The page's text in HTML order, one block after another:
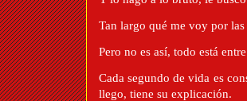
Tan largo qué me voy por las
Pero no es así, todo está
Cada segundo de vida es
llego, tiene su explicación.